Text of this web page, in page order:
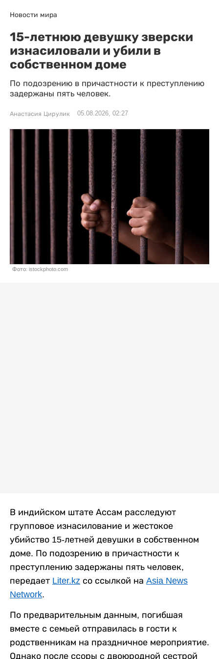
Новости мира
15-летнюю девушку зверски
изнасиловали и убили в
собственном доме
По подозрению в причастности к преступлению
задержаны пять человек.
Анастасия Цирулик 05.08.2026, 02:27
Фото: istockphoto.com
В индийском штате Ассам расследуют
групповое изнасилование и жестокое
убийство 15-летней девушки в собственном
доме. По подозрению в причастности к
преступлению задержаны пять человек,
передает Liter.kz со ссылкой на Asia News
Network.
По предварительным данным, погибшая
вместе с семьей отправилась в гости к
родственникам на праздничное мероприятие.
Однако после ссоры с двоюродной сестрой